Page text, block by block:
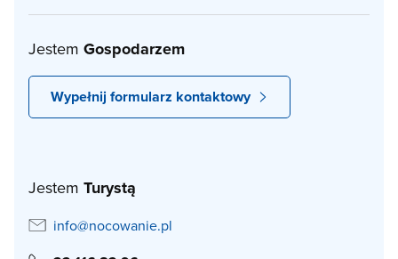
Jestem Gospodarzem
Wypełnij formularz kontaktowy
Jestem Turystą
info@nocowanie.pl